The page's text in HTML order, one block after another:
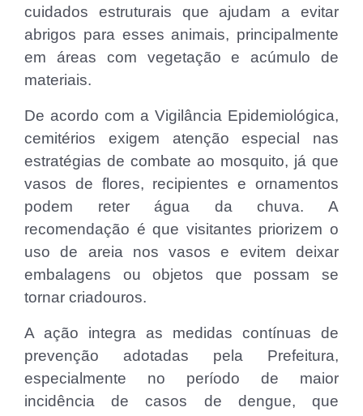
cuidados estruturais que ajudam a evitar
abrigos para esses animais, principalmente
em áreas com vegetação e acúmulo de
materiais.
De acordo com a Vigilância Epidemiológica,
cemitérios exigem atenção especial nas
estratégias de combate ao mosquito, já que
vasos de flores, recipientes e ornamentos
podem reter água da chuva. A
recomendação é que visitantes priorizem o
uso de areia nos vasos e evitem deixar
embalagens ou objetos que possam se
tornar criadouros.
A ação integra as medidas contínuas de
prevenção adotadas pela Prefeitura,
especialmente no período de maior
incidência de casos de dengue, que